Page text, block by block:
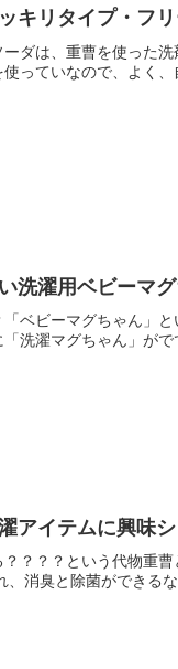
キリタイプ・フ
ダは、重曹を使った
っていなので、よく
洗濯用ベビーマ
ベビーマグちゃん」
洗濯マグちゃん」が
アイテムに興味
？？？という代物重
、消臭と除菌ができる